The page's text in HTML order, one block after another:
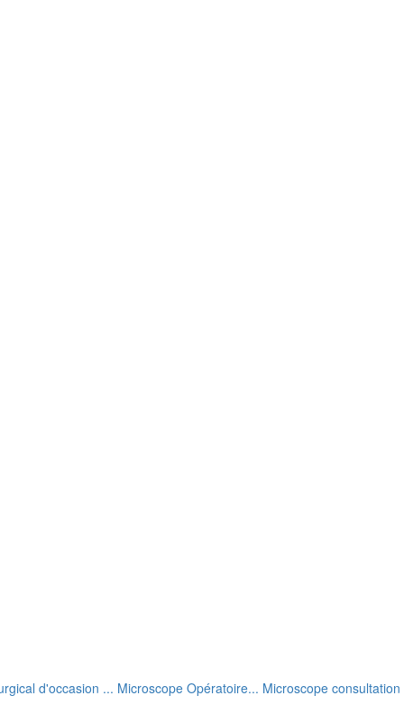
d'occasion ... Microscope Opératoire... Microscope consultation